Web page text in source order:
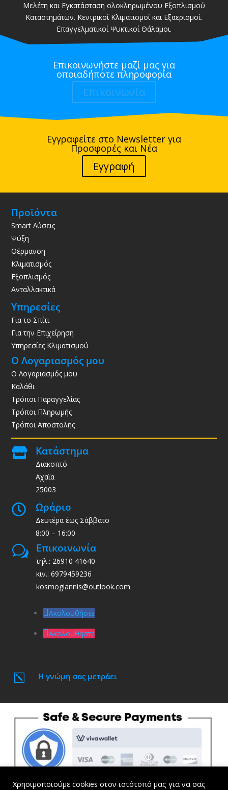
Μελέτη και Εγκατάσταση ολοκληρωμένου Εξοπλισμού
Καταστημάτων. Κεντρικοί Κλιματισμοί και Εξαερισμοί.
Επαγγελματικοί Ψυκτικοί Θάλαμοι.
Επικοινωνήστε μαζί μας για
οποιαδήποτε πληροφορία
Επικοινωνία
Εγγραφείτε στο Newsletter για
Προσφορές και Νέα
Εγγραφή
Προϊόντα
Smart Λύσεις
Ψύξη
Θέρμανση
Κλιματισμός
Εξοπλισμός
Ανταλλακτικά
Υπηρεσίες
Για το Σπίτι
Για την Επιχείρηση
Υπηρεσίες Κλιματισμού
Ο Λογαριασμός μου
Ο Λογαριασμός μου
Καλάθι
Τρόποι Παραγγελίας
Τρόποι Πληρωμής
Τρόποι Αποστολής
 Κατάστημα
Διακοπτό
Αχαϊα
25003
 Ωράριο
Δευτέρα έως Σάββατο
8:00 – 16:00
w Επικοινωνία
τηλ.: 26910 41640
κιν.: 6979459236
kosmogiannis@outlook.com
Ακολουθήστε
Ακολουθήστε
k Η γνώμη σας μετράει
Χρησιμοποιούμε cookies στον ιστότοπό μας για να σας